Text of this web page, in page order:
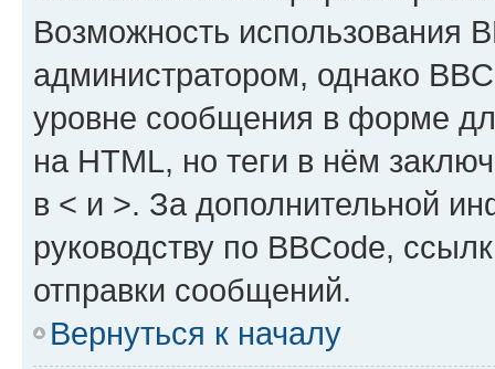
Возможность использования
администратором, однако
уровне сообщения в форме
на HTML, но теги в нём
в < и >. За дополнительной
руководству по BBCode,
отправки сообщений.
Вернуться к началу